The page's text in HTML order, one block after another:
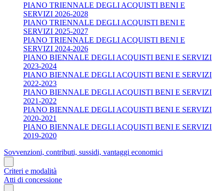
PIANO TRIENNALE DEGLI ACQUISTI BENI E
SERVIZI 2026-2028
PIANO TRIENNALE DEGLI ACQUISTI BENI E
SERVIZI 2025-2027
PIANO TRIENNALE DEGLI ACQUISTI BENI E
SERVIZI 2024-2026
PIANO BIENNALE DEGLI ACQUISTI BENI E SERVIZI
2023-2024
PIANO BIENNALE DEGLI ACQUISTI BENI E SERVIZI
2022-2023
PIANO BIENNALE DEGLI ACQUISTI BENI E SERVIZI
2021-2022
PIANO BIENNALE DEGLI ACQUISTI BENI E SERVIZI
2020-2021
PIANO BIENNALE DEGLI ACQUISTI BENI E SERVIZI
2019-2020
Sovvenzioni, contributi, sussidi, vantaggi economici
Criteri e modalità
Atti di concessione